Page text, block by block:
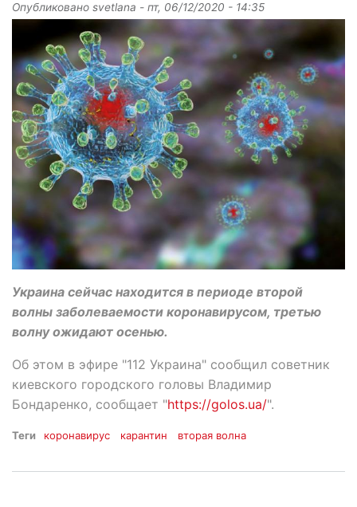
Опубликовано svetlana - пт, 06/12/2020 - 14:35
Украина сейчас находится в периоде второй
волны заболеваемости коронавирусом, третью
волну ожидают осенью.
Об этом в эфире "112 Украина" сообщил советник
киевского городского головы Владимир
Бондаренко, сообщает "https://golos.ua/".
Теги коронавирус карантин вторая волна